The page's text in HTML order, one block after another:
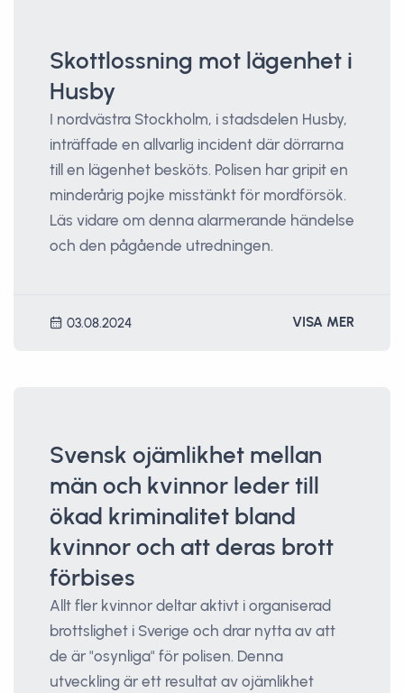
Skottlossning mot lägenhet i
Husby
I nordvästra Stockholm, i stadsdelen Husby,
inträffade en allvarlig incident där dörrarna
till en lägenhet besköts. Polisen har gripit en
minderårig pojke misstänkt för mordförsök.
Läs vidare om denna alarmerande händelse
och den pågående utredningen.
03.08.2024 VISA MER
Svensk ojämlikhet mellan
män och kvinnor leder till
ökad kriminalitet bland
kvinnor och att deras brott
förbises
Allt fler kvinnor deltar aktivt i organiserad
brottslighet i Sverige och drar nytta av att
de är "osynliga" för polisen. Denna
utveckling är ett resultat av ojämlikhet